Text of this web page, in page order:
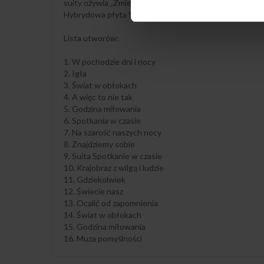
suity ożywia „Zmierzch”, temat który mógłby się
Hybrydowa płyta SACD - działa zarówno z
Lista utworów:
1. W pochodzie dni i nocy
2. Igła
3. Świat w obłokach
4. A więc to nie tak
5. Godzina miłowania
6. Spotkania w czasie
7. Na szarość naszych nocy
8. Znajdziemy sobie
9. Suita Spotkanie w czasie
10. Krajobraz z wilgą i ludzie
11. Gdziekolwiek
12. Świecie nasz
13. Ocalić od zapomnienia
14. Świat w obłokach
15. Godzina miłowania
16. Muza pomyślności